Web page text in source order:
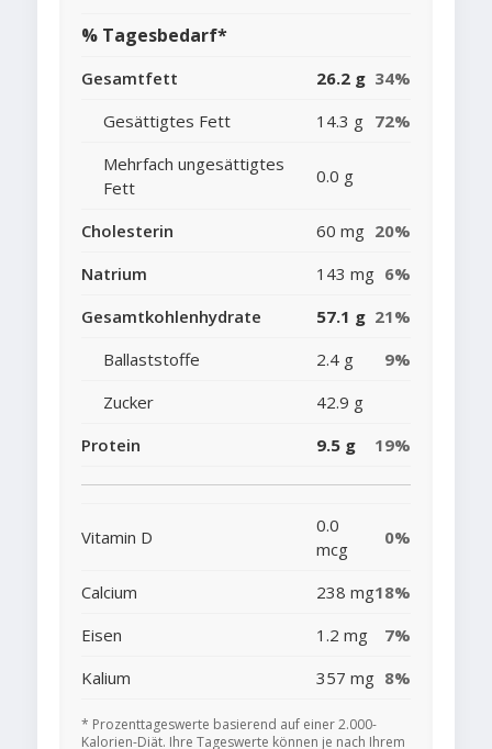
% Tagesbedarf*
Gesamtfett 26.2 g 34%
Gesättigtes Fett
14.3 g 72%
Mehrfach ungesättigtes
Fett
0.0 g
Cholesterin 60 mg 20%
Natrium
143 mg 6%
Gesamtkohlenhydrate
57.1 g 21%
Ballaststoffe
2.4 g
9%
Zucker
42.9 g
Protein
9.5 g 19%
Vitamin D
0.0
mcg
0%
Calcium 238 mg18%
Eisen
1.2 mg
7%
Kalium
357 mg 8%
* Prozenttageswerte basierend auf einer 2.000-
Kalorien-Diät. Ihre Tageswerte können je nach Ihrem